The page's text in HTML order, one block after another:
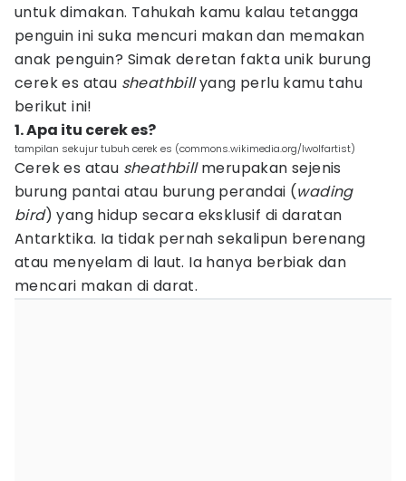
untuk dimakan. Tahukah kamu kalau tetangga
penguin ini suka mencuri makan dan memakan
anak penguin? Simak deretan fakta unik burung
cerek es atau sheathbillyang perlu kamu tahu
berikut ini!
1. Apa itu cerek es?
tampilan sekujur tubuh cerek es (commons.wikimedia.org/lwolfartist)
Cerek es atau sheathbillmerupakan sejenis
burung pantai atau burung perandai (wading
bird) yang hidup secara eksklusif di daratan
Antarktika. Ia tidak pernah sekalipun berenang
atau menyelam di laut. Ia hanya berbiak dan
mencari makan di darat.